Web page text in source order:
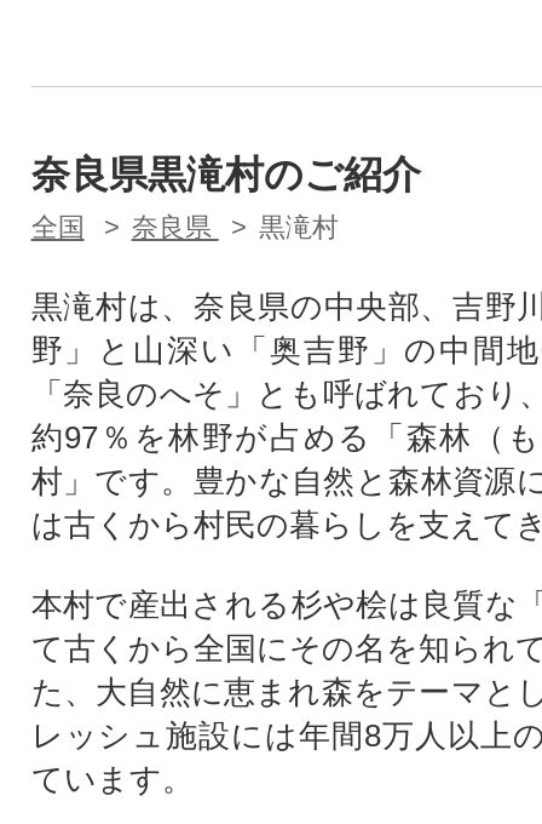
奈良県黒滝村のご紹介
全国 奈良県 黒滝村
黒滝村は、奈良県の中央部、吉野
野」と山深い「奥吉野」の中間
「奈良のへそ」とも呼ばれており
約97％を林野が占める「森林（
村」です。豊かな自然と森林資源
は古くから村民の暮らしを支えて
本村で産出される杉や桧は良質な
て古くから全国にその名を知られ
た、大自然に恵まれ森をテーマと
レッシュ施設には年間8万人以上
ています。